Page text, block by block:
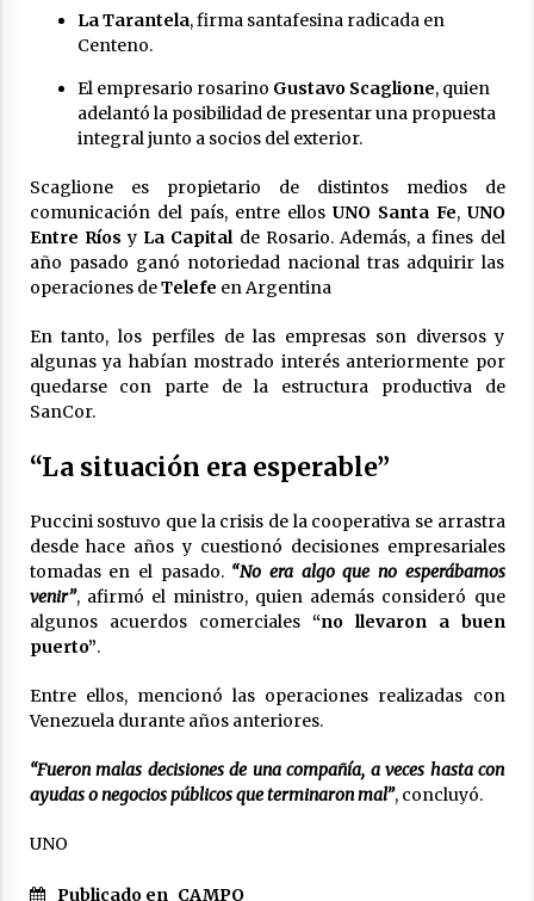
La Tarantela, firma santafesina radicada en
Centeno.
El empresario rosarino Gustavo Scaglione, quien
adelantó la posibilidad de presentar una propuesta
integral junto a socios del exterior.
Scaglione es propietario de distintos medios de
comunicación del país, entre ellos UNO Santa Fe, UNO
Entre Ríos y La Capitalde Rosario. Además, a fines del
año pasado ganó notoriedad nacional tras adquirir las
operaciones deTelefe en Argentina
En tanto, los perfiles de las empresas son diversos y
algunas ya habían mostrado interés anteriormente por
quedarse con parte de la estructura productiva de
SanCor.
“La situación era esperable”
Puccini sostuvo que la crisis de la cooperativa se arrastra
desde hace años y cuestionó decisiones empresariales
tomadas en el pasado. “No era algo que no esperábamos
venir”, afirmó el ministro, quien además consideró que
algunos acuerdos comerciales“no llevaron a buen
puerto”.
Entre ellos, mencionó las operaciones realizadas con
Venezuela durante años anteriores.
“Fueron malas decisiones de una compañía, a veces hasta con
ayudas o negocios públicos que terminaron mal”, concluyó.
UNO
Publicado en CAMPO